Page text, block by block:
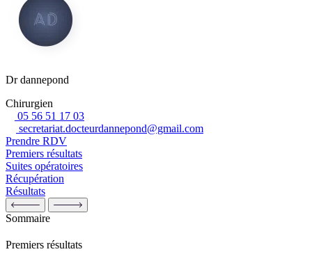
Dr dannepond
Chirurgien
05 56 51 17 03
secretariat.docteurdannepond@gmail.com
Prendre RDV
Premiers résultats
Suites opératoires
Récupération
Résultats
Sommaire
Premiers résultats